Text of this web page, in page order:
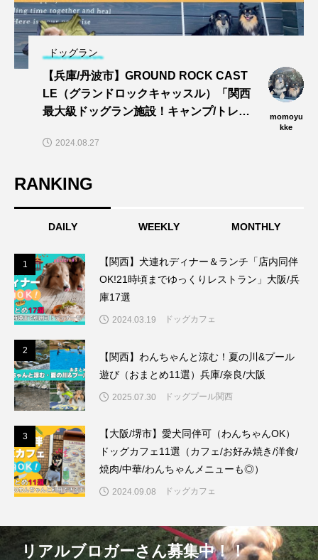
ドッグラン
【兵庫/丹波市】GROUND ROCK CAST
LE（グランドロックキャッスル）「関西
最大級ドッグラン施設！キャンプ/トレイ
う〜🎵」
momoyu
kke
2024.08.27
RANKING
DAILY WEEKLY MONTHLY
1
【関西】犬連れディナー＆ランチ「店内同伴
OK!21時頃までゆっくりレストラン」大阪/兵
庫17選
2024.03.19 ドッグカフェ
2
【関西】わんちゃんと涼む！夏の川&プール
遊び（おまとめ11選）兵庫/奈良/大阪
2025.07.30 ドッグプール関西
3
【大阪/堺市】愛犬同伴可（わんちゃんOK）
ドッグカフェ11選（カフェ/お好み焼き/洋食/
焼肉/中華/わんちゃんメニューも◎）
2024.09.08 ドッグカフェ
リアルブロガーさん募集中！！